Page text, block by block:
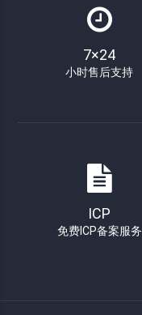
7×24
小时售后支持
ICP
免费ICP备案服务